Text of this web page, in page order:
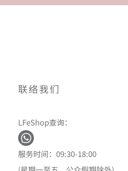
联络我们
LFeShop查询：
服务时间：09:30-18:00